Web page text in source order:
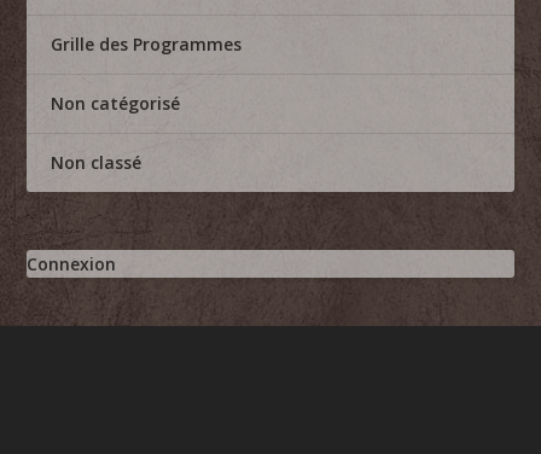
Grille des Programmes
Non catégorisé
Non classé
Connexion